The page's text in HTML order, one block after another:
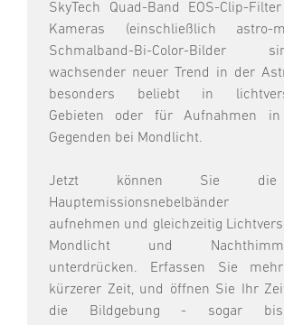
SkyTech Quad-Band EOS-Clip-
Kameras (einschließlich astro-
Schmalband-Bi-Color-
wachsender neuer Trend in der
besonders beliebt in
Gebieten oder für Aufnahmen in
Gegenden bei Mondlicht.
Jetzt können Sie die
Hauptemissionsnebelbänder
aufnehmen und gleichzeitig
Mondlicht und
unterdrücken. Erfassen Sie
kürzerer Zeit, und öffnen Sie Ihr
die Bildgebung - sogar